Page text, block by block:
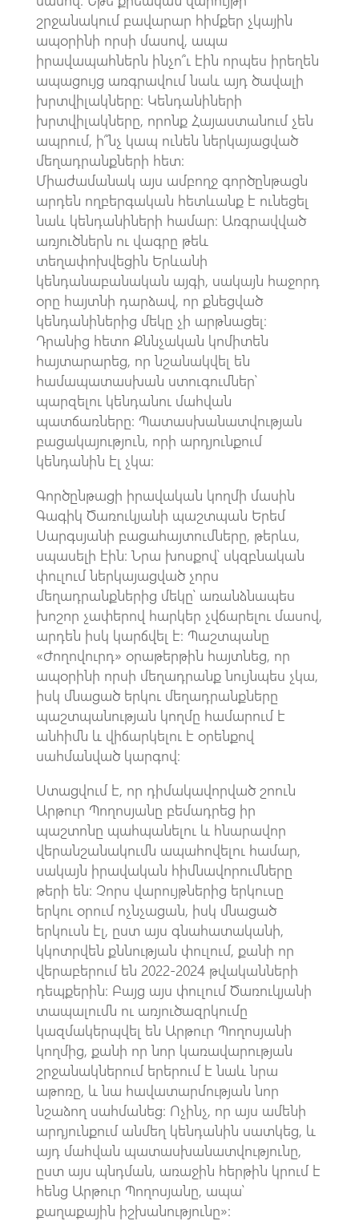
շրջանակում բավարար հիմքեր չկային
ապօրինի որսի մասով, ապա
իրավապահներն ինչո՞ւ էին որպես իրեղեն
ապացույց առգրավում նաև այդ ծավալի
խրտվիլակները։ Կենդանիների
խրտվիլակները, որոնք Հայաստանում չեն
ապրում, ի՞նչ կապ ունեն ներկայացված
մեղադրանքների հետ։
Միաժամանակ այս ամբողջ գործընթացն
արդեն ողբերգական հետևանք է ունեցել
նաև կենդանիների համար։ Առգրավված
առյուծներն ու վագրը թեև
տեղափոխվեցին Երևանի
կենդանաբանական այգի, սակայն հաջորդ
օրը հայտնի դարձավ, որ քնեցված
կենդանիներից մեկը չի արթնացել։
Դրանից հետո Քննչական կոմիտեն
հայտարարեց, որ նշանակվել են
համապատասխան ստուգումներ՝
պարզելու կենդանու մահվան
պատճառները։ Պատասխանատվության
բացակայություն, որի արդյունքում
կենդանին էլ չկա։
Գործընթացի իրավական կողմի մասին
Գագիկ Ծառուկյանի պաշտպան Երեմ
Սարգսյանի բացահայտումները, թերևս,
սպասելի էին։ Նրա խոսքով՝ սկզբնական
փուլում ներկայացված չորս
մեղադրանքներից մեկը՝ առանձնապես
խոշոր չափերով հարկեր չվճարելու մասով,
արդեն իսկ կարճվել է։ Պաշտպանը
«Ժողովուրդ» օրաթերթին հայտնեց, որ
ապօրինի որսի մեղադրանք նույնպես չկա,
իսկ մնացած երկու մեղադրանքները
պաշտպանության կողմը համարում է
անհիմն և վիճարկելու է օրենքով
սահմանված կարգով։
Ստացվում է, որ դիմակավորված շոուն
Արթուր Պողոսյանը բեմադրեց իր
պաշտոնը պահպանելու և հնարավոր
վերանշանակումն ապահովելու համար,
սակայն իրավական հիմնավորումները
թերի են։ Չորս վարույթներից երկուսը
երկու օրում ոչնչացան, իսկ մնացած
երկուսն էլ, ըստ այս գնահատականի,
կկոտրվեն քննության փուլում, քանի որ
վերաբերում են 2022-2024 թվականների
դեպքերին։ Բայց այս փուլում Ծառուկյանի
տապալումն ու առյուծազրկումը
կազմակերպվել են Արթուր Պողոսյանի
կողմից, քանի որ նոր կառավարության
շրջանակներում երերում է նաև նրա
աթոռը, և նա հավատարմության նոր
նշաձող սահմանեց։ Ոչինչ, որ այս ամենի
արդյունքում անմեղ կենդանին սատկեց, և
այդ մահվան պատասխանատվությունը,
ըստ այս պնդման, առաջին հերթին կրում է
հենց Արթուր Պողոսյանը, ապա՝
քաղաքային իշխանությունը»։